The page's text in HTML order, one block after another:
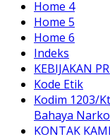
Home 4
Home 5
Home 6
Indeks
KEBIJAKAN
Kode Etik
Kodim 1203/
Bahaya
KONTAK KAMI